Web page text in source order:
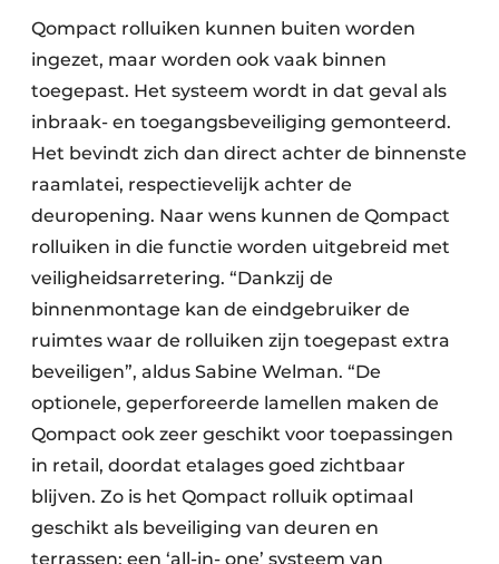
Qompact rolluiken kunnen buiten worden
ingezet, maar worden ook vaak binnen
toegepast. Het systeem wordt in dat geval als
inbraak- en toegangsbeveiliging gemonteerd.
Het bevindt zich dan direct achter de binnenste
raamlatei, respectievelijk achter de
deuropening. Naar wens kunnen de Qompact
rolluiken in die functie worden uitgebreid met
veiligheidsarretering. “Dankzij de
binnenmontage kan de eindgebruiker de
ruimtes waar de rolluiken zijn toegepast extra
beveiligen”, aldus Sabine Welman. “De
optionele, geperforeerde lamellen maken de
Qompact ook zeer geschikt voor toepassingen
in retail, doordat etalages goed zichtbaar
blijven. Zo is het Qompact rolluik optimaal
geschikt als beveiliging van deuren en
terrassen: een ‘all-in- one’ systeem van